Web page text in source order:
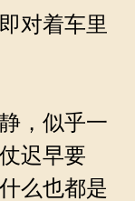
对着车里
，似乎一
迟早要
么也都是